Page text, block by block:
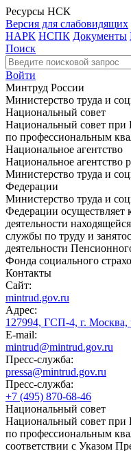
Ресурсы НСК
Версия для слабовидящих
НАРК НСПК Документы
Поиск
Войти
Минтруд России
Министерство труда и
Национальный совет
Национальный совет при
по профессиональным
Национальное агентство
Национальное агентство
Министерство труда и
Федерации
Министерство труда и
Федерации осуществляет
деятельности
службы по труду и
деятельности
Фонда социального
Контакты
Сайт:
mintrud.gov.ru
Адрес:
127994, ГСП-4, г. Москва,
E-mail:
mintrud@mintrud.gov.ru
Пресс-служба:
pressa@mintrud.gov.ru
Пресс-служба:
+7 (495) 870-68-46
Национальный совет
Национальный совет при
по профессиональным
соответствии с Указом